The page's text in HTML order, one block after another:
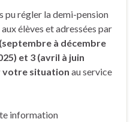
pu régler la demi-pension
élèves et adressées par
(septembre à décembre
et 3 (avril à juin
votre situation au service
information